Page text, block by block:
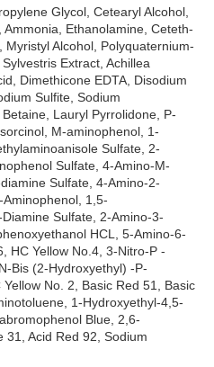
Glycol, Cetearyl Alcohol,
Ethanolamine, Ceteth-
Myristyl Alcohol, Polyquaternium-
Extract, Achillea
Dimethicone EDTA, Disodium
Sulfite, Sodium
Lauryl Pyrrolidone, P-
M-aminophenol, 1-
Sulfate, 2-
Sulfate, 4-Amino-M-
Sulfate, 4-Amino-2-
1,5-
Sulfate, 2-Amino-3-
HCL, 5-Amino-6-
HC Yellow No.4, 3-Nitro-P -
Bis (2-Hydroxyethyl) -P-
No. 2, Basic Red 51, Basic
1-Hydroxyethyl-4,5-
Blue, 2,6-
31, Acid Red 92, Sodium